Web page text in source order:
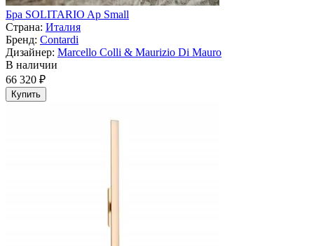
Бра SOLITARIO Ap Small
Страна: Италия
Бренд: Contardi
Дизайнер: Marcello Colli & Maurizio Di Mauro
В наличии
66 320 ₽
Купить